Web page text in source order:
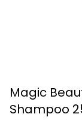
Magic
Shampoo